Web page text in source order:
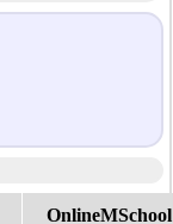
OnlineMSchool